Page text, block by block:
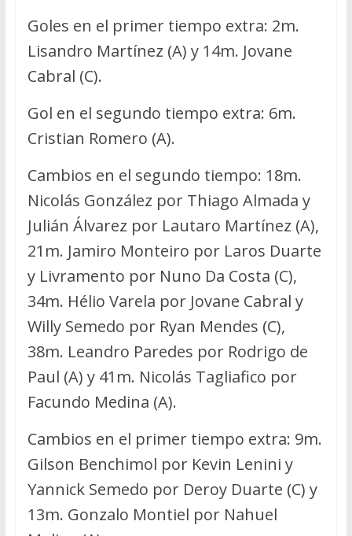
Goles en el primer tiempo extra: 2m.
Lisandro Martínez (A) y 14m. Jovane
Cabral (C).
Gol en el segundo tiempo extra: 6m.
Cristian Romero (A).
Cambios en el segundo tiempo: 18m.
Nicolás González por Thiago Almada y
Julián Álvarez por Lautaro Martínez (A),
21m. Jamiro Monteiro por Laros Duarte
y Livramento por Nuno Da Costa (C),
34m. Hélio Varela por Jovane Cabral y
Willy Semedo por Ryan Mendes (C),
38m. Leandro Paredes por Rodrigo de
Paul (A) y 41m. Nicolás Tagliafico por
Facundo Medina (A).
Cambios en el primer tiempo extra: 9m.
Gilson Benchimol por Kevin Lenini y
Yannick Semedo por Deroy Duarte (C) y
13m. Gonzalo Montiel por Nahuel